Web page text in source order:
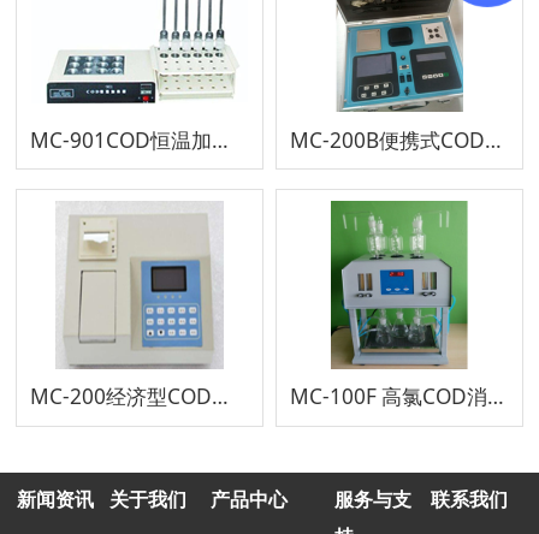
MC-901COD恒温加热器(COD消解仪) MC-200B便携式COD快速测定仪
MC-200经济型COD速测仪 MC-100F 高氯COD消解器
新闻资讯 关于我们 产品中心
服务与支
联系我们